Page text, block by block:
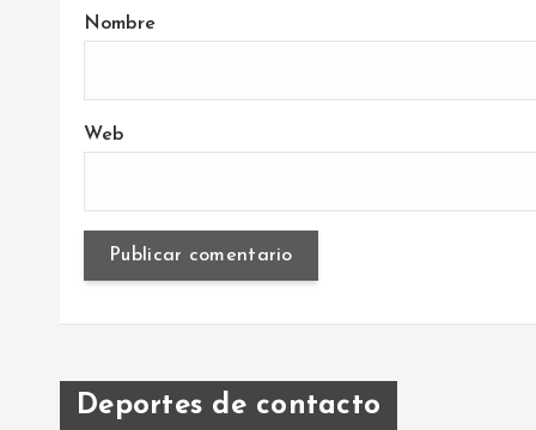
Nombre
Web
Deportes de contacto